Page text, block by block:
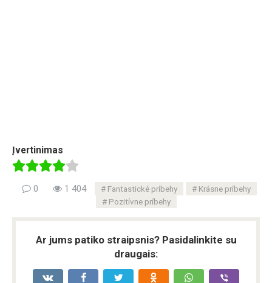
Įvertinimas
0 1 404 Fantastické príbehy
Krásne príbehy
Pozitívne príbehy
Ar jums patiko straipsnis? Pasidalinkite su
draugais: